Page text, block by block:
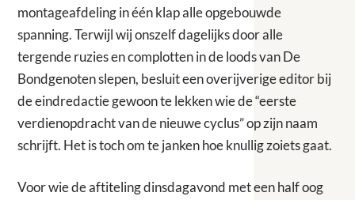
montageafdeling in één klap alle opgebouwde
spanning. Terwijl wij onszelf dagelijks door alle
tergende ruzies en complotten in de loods van De
Bondgenoten slepen, besluit een overijverige editor bij
de eindredactie gewoon te lekken wie de “eerste
verdienopdracht van de nieuwe cyclus” op zijn naam
schrijft. Het is toch om te janken hoe knullig zoiets gaat.
Voor wie de aftiteling dinsdagavond met een half oog